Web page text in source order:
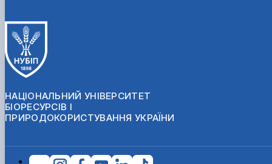
НАЦІОНАЛЬНИЙ УНІВЕРСИТЕТ
БІОРЕСУРСІВ І
ПРИРОДОКОРИСТУВАННЯ УКРАЇНИ